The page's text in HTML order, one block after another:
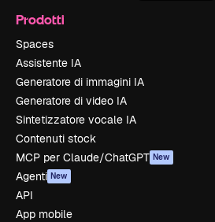
Prodotti
Spaces
Assistente IA
Generatore di immagini IA
Generatore di video IA
Sintetizzatore vocale IA
Contenuti stock
MCP per Claude/ChatGPT New
Agenti New
API
App mobile